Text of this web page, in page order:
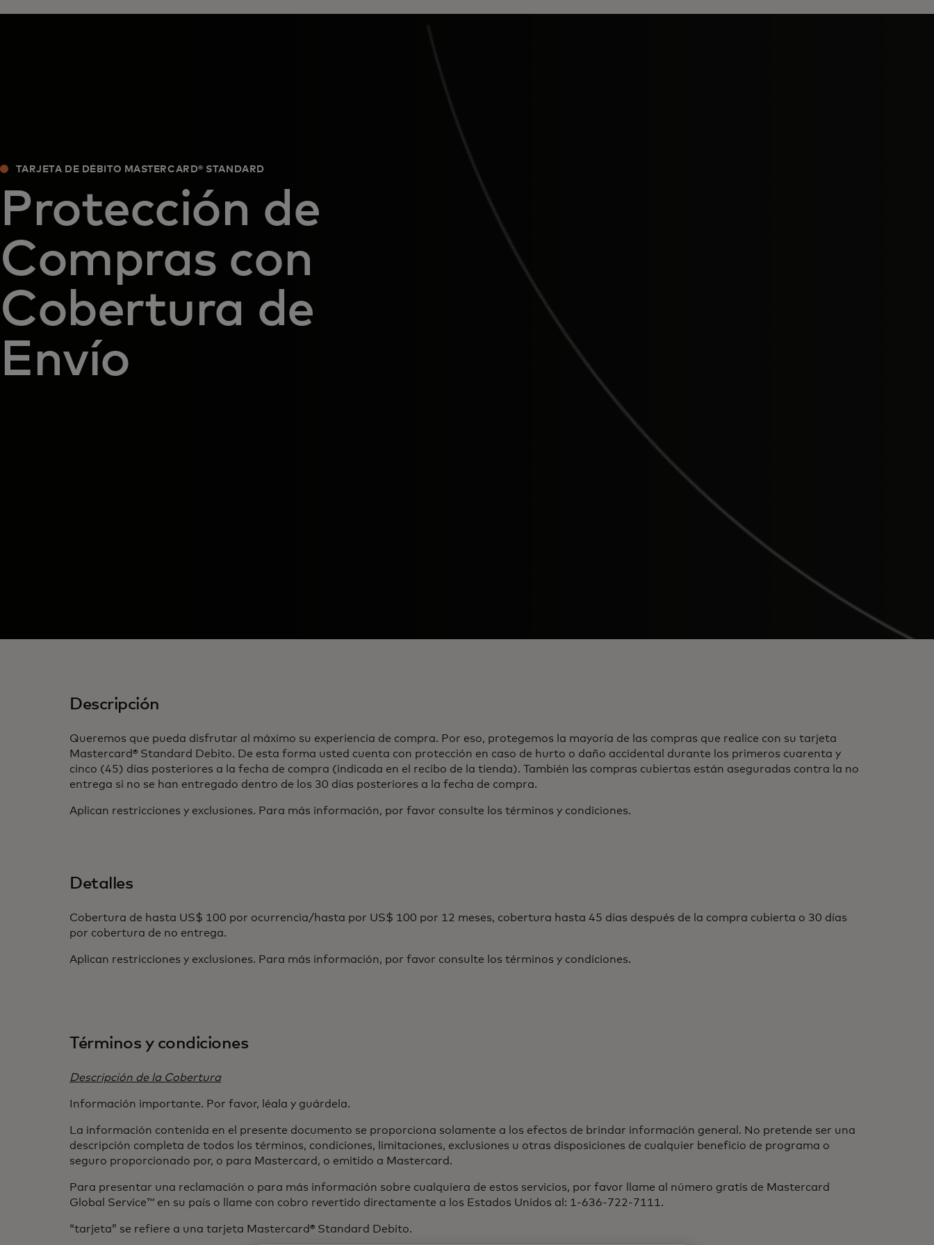
TARJETA DE DÉBITO MASTERCARD® STANDARD
Protección de
Compras con
Cobertura de
Envío
Descripción
Queremos que pueda disfrutar al máximo su experiencia de compra. Por eso, protegemos la mayoría de las compras que realice con su tarjeta
Mastercard® Standard Debito. De esta forma usted cuenta con protección en caso de hurto o daño accidental durante los primeros cuarenta y
cinco (45) días posteriores a la fecha de compra (indicada en el recibo de la tienda). También las compras cubiertas están aseguradas contra la no
entrega si no se han entregado dentro de los 30 días posteriores a la fecha de compra.
Aplican restricciones y exclusiones. Para más información, por favor consulte los términos y condiciones.
Detalles
Cobertura de hasta US$ 100 por ocurrencia/hasta por US$ 100 por 12 meses, cobertura hasta 45 días después de la compra cubierta o 30 días
por cobertura de no entrega.
Aplican restricciones y exclusiones. Para más información, por favor consulte los términos y condiciones.
Términos y condiciones
Descripción de la Cobertura
Información importante. Por favor, léala y guárdela.
La información contenida en el presente documento se proporciona solamente a los efectos de brindar información general. No pretende ser una
descripción completa de todos los términos, condiciones, limitaciones, exclusiones u otras disposiciones de cualquier beneficio de programa o
seguro proporcionado por, o para Mastercard, o emitido a Mastercard.
Para presentar una reclamación o para más información sobre cualquiera de estos servicios, por favor llame al número gratis de Mastercard
Global Service™ en su país o llame con cobro revertido directamente a los Estados Unidos al: 1-636-722-7111.
“tarjeta” se refiere a una tarjeta Mastercard® Standard Debito.